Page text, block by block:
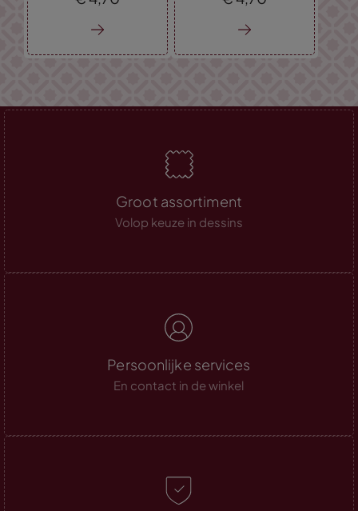
Groot assortiment
Volop keuze in dessins
Persoonlijke services
En contact in de winkel